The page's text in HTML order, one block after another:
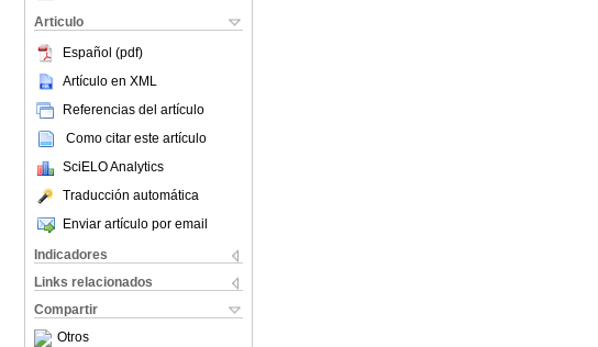
Articulo
Español (pdf)
Artículo en XML
Referencias del artículo
Como citar este artículo
SciELO Analytics
Traducción automática
Enviar artículo por email
Indicadores
Links relacionados
Compartir
Otros